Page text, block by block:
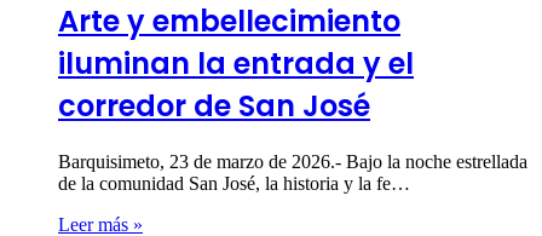
Arte y embellecimiento
iluminan la entrada y el
corredor de San José
Barquisimeto, 23 de marzo de 2026.- Bajo la noche estrellada
de la comunidad San José, la historia y la fe…
Leer más »